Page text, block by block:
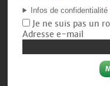
Infos de confidentialité
Je ne suis pas un
Adresse e-mail